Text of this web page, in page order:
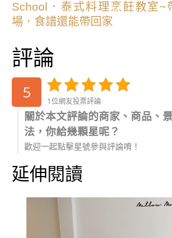
School．泰式料理烹飪教室~
場．食譜還能帶回家
評論
5 1位網友投票評論
關於本文評論的商家、商品、
法，你給幾顆星呢？
歡迎一起點擊星號參與評論唷！
延伸閱讀